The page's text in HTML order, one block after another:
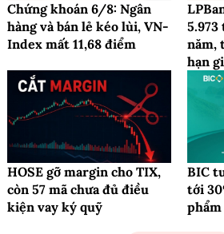
Chứng khoán 6/8: Ngân
hàng và bán lẻ kéo lùi, VN-
Index mất 11,68 điểm
5.973
năm,
hạn
HOSE gỡ margin cho TIX,
còn 57 mã chưa đủ điều
kiện vay ký quỹ
BIC
tới
phẩm